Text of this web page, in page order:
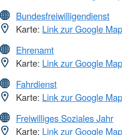
Bundesfreiwilligendienst
Karte: Link zur Google
Ehrenamt
Karte: Link zur Google
Fahrdienst
Karte: Link zur Google
Freiwilliges Soziales Jahr
Karte: Link zur Google